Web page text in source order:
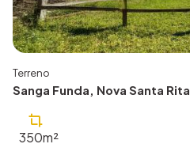
Terreno
Sanga Funda, Nova Santa Rita
350m²